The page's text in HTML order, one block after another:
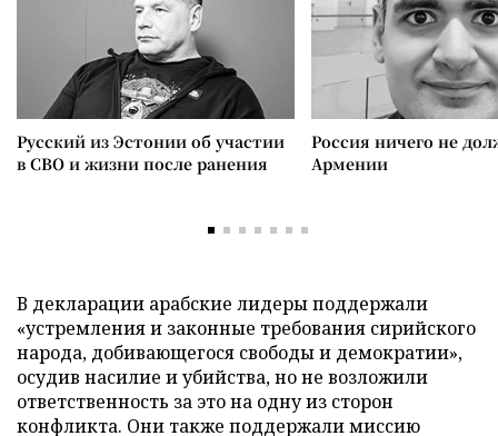
Русский из Эстонии об участии
в СВО и жизни после ранения
Россия ничего не
Армении
В декларации арабские лидеры поддержали
«устремления и законные требования сирийского
народа, добивающегося свободы и демократии»,
осудив насилие и убийства, но не возложили
ответственность за это на одну из сторон
конфликта. Они также поддержали миссию